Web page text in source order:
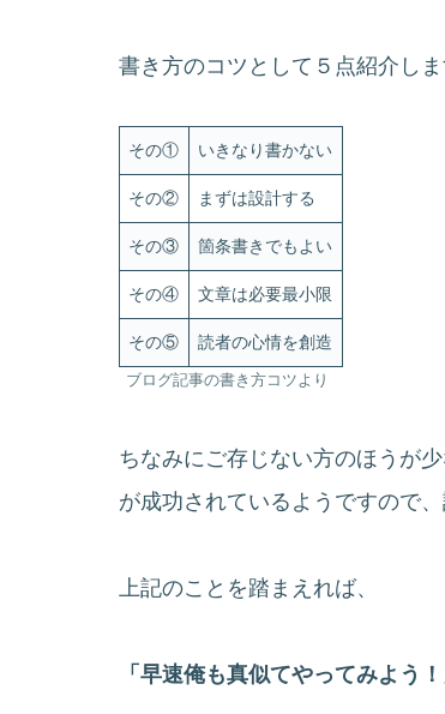
書き方のコツとして５点紹介しま
その① いきなり書かない
その② まずは設計する
その③ 箇条書きでもよい
その④ 文章は必要最小限
その⑤ 読者の心情を創造
ブログ記事の書き方コツより
ちなみにご存じない方のほうが
が成功されているようですので
上記のことを踏まえれば、
「早速俺も真似てやってみよう！